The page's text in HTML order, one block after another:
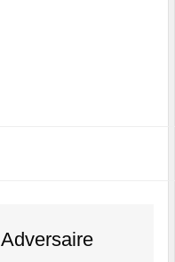
Adversaire